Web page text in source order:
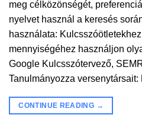
meg célközönségét,
nyelvet használ a keresés
használata:
mennyiségéhez használjon
Google Kulcsszótervező,
Tanulmányozza
CONTINUE READING →